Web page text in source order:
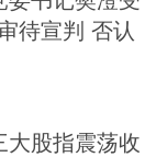
待宣判 否认
大股指震荡收